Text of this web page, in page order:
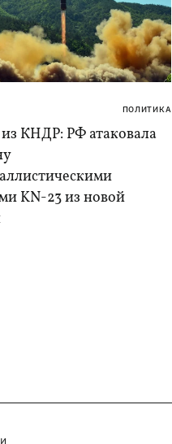
ПОЛИТИКА
из КНДР: РФ атаковала
KN-23 из новой